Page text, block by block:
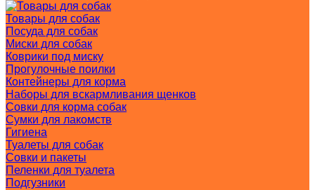
Товары для собак
Посуда для собак
Миски для собак
Коврики под миску
Прогулочные поилки
Контейнеры для корма
Наборы для вскармливания щенков
Совки для корма собак
Сумки для лакомств
Гигиена
Туалеты для собак
Совки и пакеты
Пеленки для туалета
Подгузники